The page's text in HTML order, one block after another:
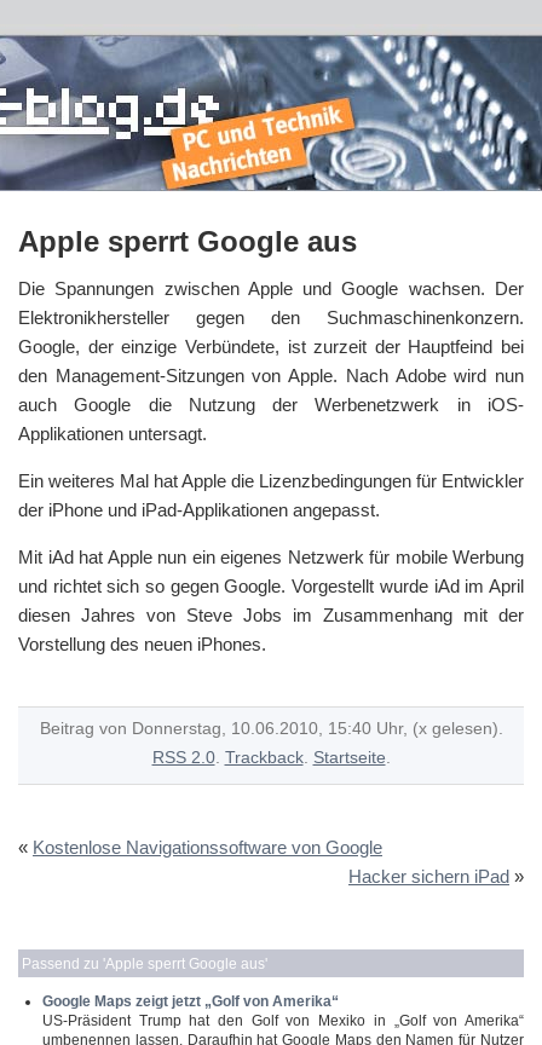
Apple sperrt Google aus
Die Spannungen zwischen Apple und Google wachsen. Der
Elektronikhersteller gegen den Suchmaschinenkonzern.
Google, der einzige Verbündete, ist zurzeit der Hauptfeind bei
den Management-Sitzungen von Apple. Nach Adobe wird nun
auch Google die Nutzung der Werbenetzwerk in iOS-
Applikationen untersagt.
Ein weiteres Mal hat Apple die Lizenzbedingungen für Entwickler
der iPhone und iPad-Applikationen angepasst.
Mit iAd hat Apple nun ein eigenes Netzwerk für mobile Werbung
und richtet sich so gegen Google. Vorgestellt wurde iAd im April
diesen Jahres von Steve Jobs im Zusammenhang mit der
Vorstellung des neuen iPhones.
Beitrag von Donnerstag, 10.06.2010, 15:40 Uhr, (x gelesen).
RSS 2.0. Trackback. Startseite.
« Kostenlose Navigationssoftware von Google
Hacker sichern iPad »
Passend zu 'Apple sperrt Google aus'
Google Maps zeigt jetzt „Golf von Amerika“
US-Präsident Trump hat den Golf von Mexiko in „Golf von Amerika“
umbenennen lassen. Daraufhin hat Google Maps den Namen für Nutzer